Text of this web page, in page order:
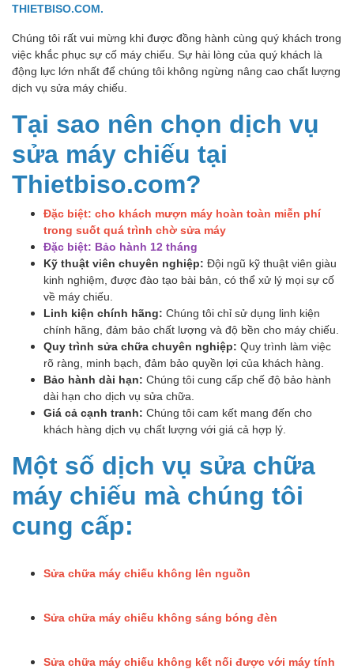
THIETBISO.COM.
Chúng tôi rất vui mừng khi được đồng hành cùng quý khách trong
việc khắc phục sự cố máy chiếu. Sự hài lòng của quý khách là
động lực lớn nhất để chúng tôi không ngừng nâng cao chất lượng
dịch vụ sửa máy chiếu.
Tại sao nên chọn dịch vụ
sửa máy chiếu tại
Thietbiso.com?
Đặc biệt: cho khách mượn máy hoàn toàn miễn phí
trong suốt quá trình chờ sửa máy
Đặc biệt: Bảo hành 12 tháng
Kỹ thuật viên chuyên nghiệp: Đội ngũ kỹ thuật viên giàu
kinh nghiệm, được đào tạo bài bản, có thể xử lý mọi sự cố
về máy chiếu.
Linh kiện chính hãng: Chúng tôi chỉ sử dụng linh kiện
chính hãng, đảm bảo chất lượng và độ bền cho máy chiếu.
Quy trình sửa chữa chuyên nghiệp: Quy trình làm việc
rõ ràng, minh bạch, đảm bảo quyền lợi của khách hàng.
Bảo hành dài hạn: Chúng tôi cung cấp chế độ bảo hành
dài hạn cho dịch vụ sửa chữa.
Giá cả cạnh tranh: Chúng tôi cam kết mang đến cho
khách hàng dịch vụ chất lượng với giá cả hợp lý.
Một số dịch vụ sửa chữa
máy chiếu mà chúng tôi
cung cấp:
Sửa chữa máy chiếu không lên nguồn
Sửa chữa máy chiếu không sáng bóng đèn
Sửa chữa máy chiếu không kết nối được với máy tính